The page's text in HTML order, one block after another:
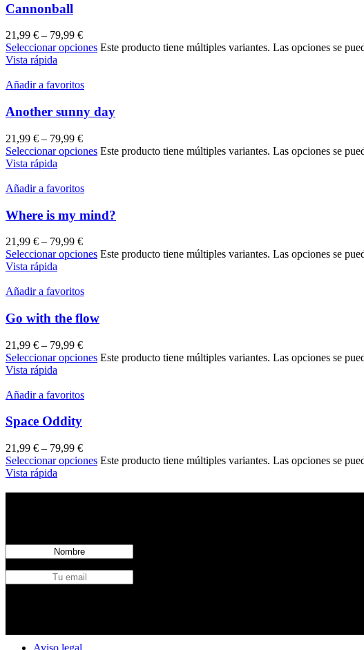
Cannonball
21,99 € – 79,99 €
Seleccionar opciones Este producto tiene múltiples variantes. Las opciones se
Vista rápida
Añadir a favoritos
Another sunny day
21,99 € – 79,99 €
Seleccionar opciones Este producto tiene múltiples variantes. Las opciones se
Vista rápida
Añadir a favoritos
Where is my mind?
21,99 € – 79,99 €
Seleccionar opciones Este producto tiene múltiples variantes. Las opciones se
Vista rápida
Añadir a favoritos
Go with the flow
21,99 € – 79,99 €
Seleccionar opciones Este producto tiene múltiples variantes. Las opciones se
Vista rápida
Añadir a favoritos
Space Oddity
21,99 € – 79,99 €
Seleccionar opciones Este producto tiene múltiples variantes. Las opciones se
Vista rápida
Aviso legal